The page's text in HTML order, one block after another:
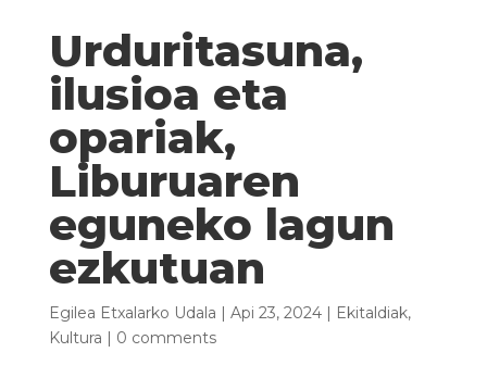
Urduritasuna,
ilusioa eta
opariak,
Liburuaren
eguneko lagun
ezkutuan
Egilea Etxalarko Udala | Api 23, 2024| Ekitaldiak,
Kultura | 0 comments